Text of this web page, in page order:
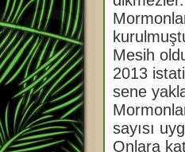
Mesih
2013
sene
sayısı
Onlara